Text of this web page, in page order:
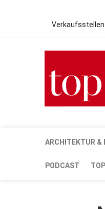
Verkaufsstellen
ARCHITEKTUR &
PODCAST